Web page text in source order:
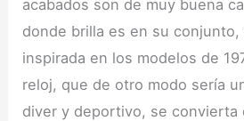
acabados son de muy buena
donde brilla es en su conjunto,
inspirada en los modelos de
reloj, que de otro modo sería
diver y deportivo, se convierta